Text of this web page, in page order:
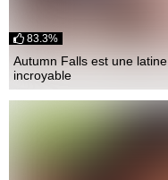
Autumn Falls est une latine
incroyable
83.3%